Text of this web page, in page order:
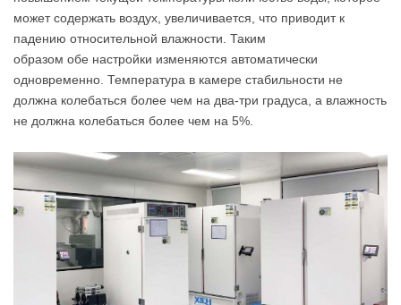
может содержать воздух, увеличивается, что приводит к
падению относительной влажности. Таким
образом обе настройки изменяются автоматически
одновременно. Температура в камере стабильности не
должна колебаться более чем на два-три градуса, а влажность
не должна колебаться более чем на 5%.